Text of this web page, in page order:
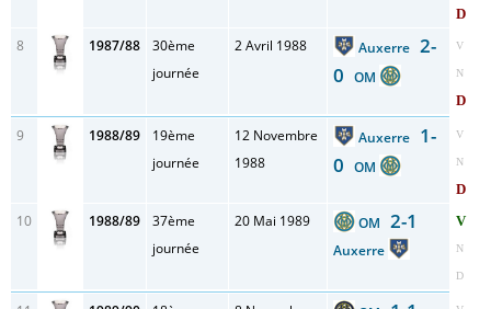
D
8 1987/88
30ème
journée
2 Avril 1988 Auxerre 2-
0 OM
V
N
D
9 1988/89
19ème
journée
12 Novembre
1988
Auxerre 1-
0 OM
V
N
D
10 1988/89
37ème
journée
20 Mai 1989 OM 2-1
Auxerre
V
N
D